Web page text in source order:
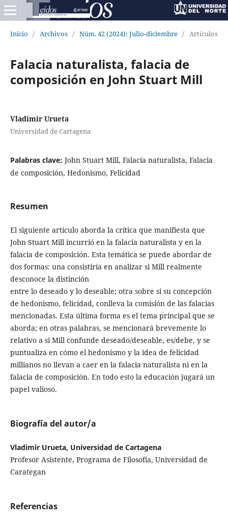
Inicio / Archivos / Núm. 42 (2024): Julio-diciembre / Artículos
Falacia naturalista, falacia de
composición en John Stuart Mill
Vladimir Urueta
Universidad de Cartagena
Palabras clave: John Stuart Mill, Falacia naturalista, Falacia
de composición, Hedonismo, Felicidad
Resumen
El siguiente artículo aborda la crítica que manifiesta que
John Stuart Mill incurrió en la falacia naturalista y en la
falacia de composición. Esta temática se puede abordar de
dos formas: una consistiría en analizar si Mill realmente
desconoce la distinción
entre lo deseado y lo deseable; otra sobre si su concepción
de hedonismo, felicidad, conlleva la comisión de las falacias
mencionadas. Esta última forma es el tema principal que se
aborda; en otras palabras, se mencionará brevemente lo
relativo a si Mill confunde deseado/deseable, es/debe, y se
puntualiza en cómo el hedonismo y la idea de felicidad
millianos no llevan a caer en la falacia naturalista ni en la
falacia de composición. En todo esto la educación jugará un
papel valioso.
Biografía del autor/a
Vladimir Urueta, Universidad de Cartagena
Profesor Asistente, Programa de Filosofía, Universidad de
Carategan
Referencias